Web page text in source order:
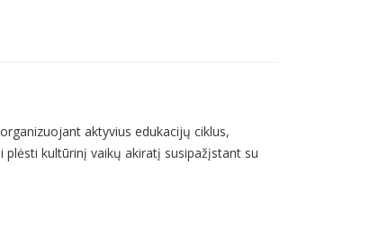
aktyvius edukacijų ciklus,
kultūrinį vaikų akiratį susipažįstant su